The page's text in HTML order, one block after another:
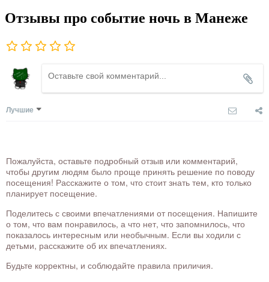
Отзывы про событие ночь в Манеже
Лучшие
Пожалуйста, оставьте подробный отзыв или комментарий,
чтобы другим людям было проще принять решение по поводу
посещения! Расскажите о том, что стоит знать тем, кто только
планирует посещение.
Поделитесь с своими впечатлениями от посещения. Напишите
о том, что вам понравилось, а что нет, что запомнилось, что
показалось интересным или необычным. Если вы ходили с
детьми, расскажите об их впечатлениях.
Будьте корректны, и соблюдайте правила приличия.